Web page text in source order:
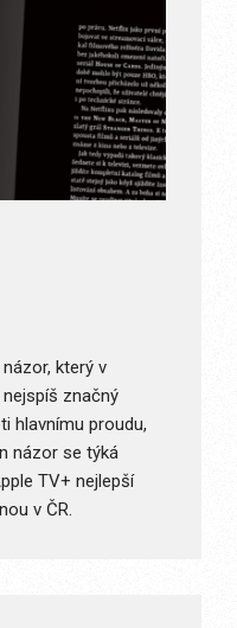
který v
značný
hlavnímu proudu,
názor se týká
TV+ nejlepší
v ČR.